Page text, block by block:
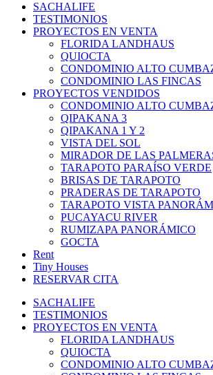
SACHALIFE
TESTIMONIOS
PROYECTOS EN VENTA
FLORIDA LANDHAUS
QUIOCTA
CONDOMINIO ALTO
CONDOMINIO LAS FINCAS
PROYECTOS VENDIDOS
CONDOMINIO ALTO
QIPAKANA 3
QIPAKANA 1 Y 2
VISTA DEL SOL
MIRADOR DE LAS
TARAPOTO PARAÍSO VERDE
BRISAS DE TARAPOTO
PRADERAS DE TARAPOTO
TARAPOTO VISTA
PUCAYACU RIVER
RUMIZAPA PANORÁMICO
GOCTA
Rent
Tiny Houses
RESERVAR CITA
SACHALIFE
TESTIMONIOS
PROYECTOS EN VENTA
FLORIDA LANDHAUS
QUIOCTA
CONDOMINIO ALTO